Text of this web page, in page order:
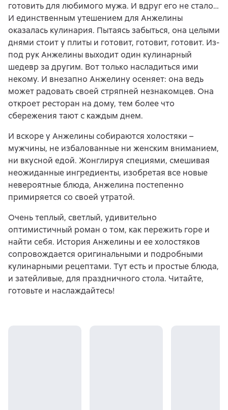
готовить для любимого мужа. И вдруг его не стало…
И единственным утешением для Анжелины
оказалась кулинария. Пытаясь забыться, она целыми
днями стоит у плиты и готовит, готовит, готовит. Из-
под рук Анжелины выходит один кулинарный
шедевр за другим. Вот только насладиться ими
некому. И внезапно Анжелину осеняет: она ведь
может радовать своей стряпней незнакомцев. Она
откроет ресторан на дому, тем более что
сбережения тают с каждым днем.
И вскоре у Анжелины собираются холостяки –
мужчины, не избалованные ни женским вниманием,
ни вкусной едой. Жонглируя специями, смешивая
неожиданные ингредиенты, изобретая все новые
невероятные блюда, Анжелина постепенно
примиряется со своей утратой.
Очень теплый, светлый, удивительно
оптимистичный роман о том, как пережить горе и
найти себя. История Анжелины и ее холостяков
сопровождается оригинальными и подробными
кулинарными рецептами. Тут есть и простые блюда,
и затейливые, для праздничного стола. Читайте,
готовьте и наслаждайтесь!